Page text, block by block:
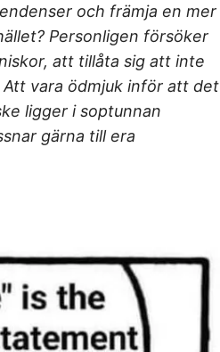
och främja en mer
Personligen försöker
att tillåta sig att inte
vara ödmjuk inför att det
ligger i soptunnan
gärna till era